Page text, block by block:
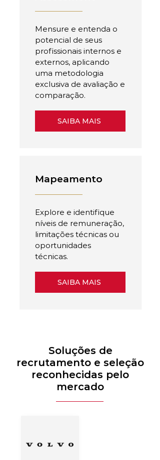
Mensure e entenda o
potencial de seus
profissionais internos e
externos, aplicando
uma metodologia
exclusiva de avaliação e
comparação.
SAIBA MAIS
Mapeamento
Explore e identifique
níveis de remuneração,
limitações técnicas ou
oportunidades
técnicas.
SAIBA MAIS
Soluções de
recrutamento e seleção
reconhecidas pelo
mercado